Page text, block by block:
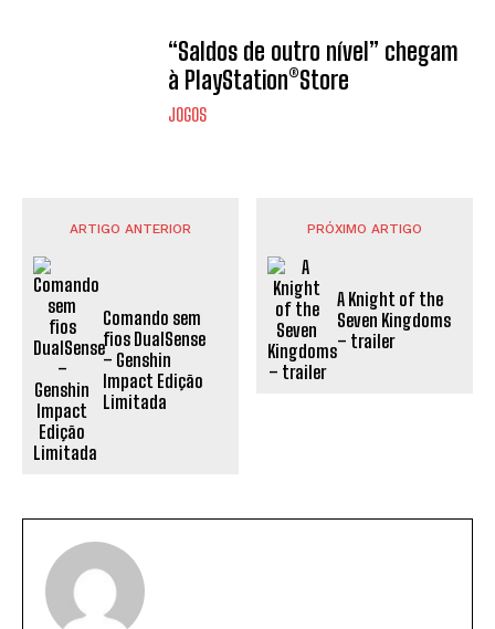
“Saldos de outro nível” chegam
à PlayStation®Store
JOGOS
ARTIGO ANTERIOR
Comando sem
fios DualSense
– Genshin
Impact Edição
Limitada
PRÓXIMO ARTIGO
A Knight of the
Seven Kingdoms
– trailer